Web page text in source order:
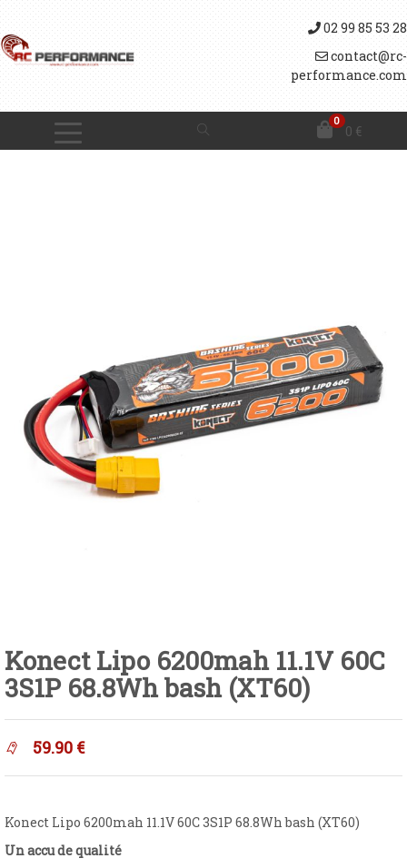
02 99 85 53 28
contact@rc-
performance.com
0
0 €
Konect Lipo 6200mah 11.1V 60C
3S1P 68.8Wh bash (XT60)
59.90 €
Konect Lipo 6200mah 11.1V 60C 3S1P 68.8Wh bash (XT60)
Un accu de qualité